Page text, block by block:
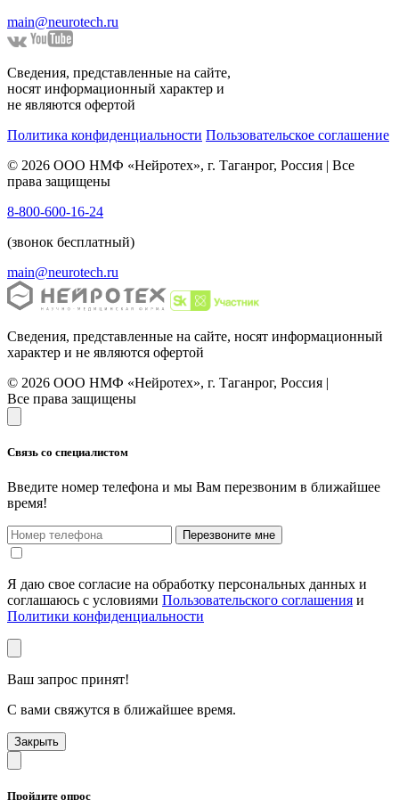
main@neurotech.ru
Сведения, представленные на сайте,
носят информационный характер и
не являются офертой
Политика конфиденциальности Пользовательское соглашение
© 2026 ООО НМФ «Нейротех», г. Таганрог, Россия | Все
права защищены
8-800-600-16-24
(звонок бесплатный)
main@neurotech.ru
Сведения, представленные на сайте, носят информационный
характер и не являются офертой
© 2026 ООО НМФ «Нейротех», г. Таганрог, Россия |
Все права защищены
Связь со специалистом
Введите номер телефона и мы Вам перезвоним в ближайшее
время!
Перезвоните мне
Я даю свое согласие на обработку персональных данных и
соглашаюсь с условиями Пользовательского соглашения и
Политики конфиденциальности
Ваш запрос принят!
С вами свяжутся в ближайшее время.
Закрыть
Пройдите опрос